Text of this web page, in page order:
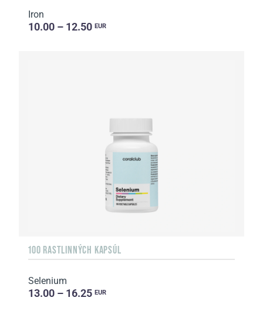
Iron
10.00 – 12.50 EUR
100 RASTLINNÝCH KAPSÚL
Selenium
13.00 – 16.25 EUR